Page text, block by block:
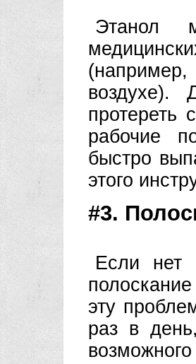
Этанол
воздухе).
протереть
рабочие
быстро
этого
#3.
Если нет
эту
раз в